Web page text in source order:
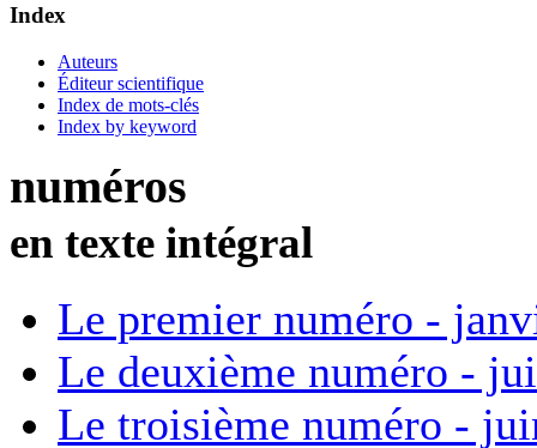
Index
Auteurs
Éditeur scientifique
Index de mots-clés
Index by keyword
numéros
en texte intégral
Le premier numéro -
Le deuxième numéro -
Le troisième numéro -